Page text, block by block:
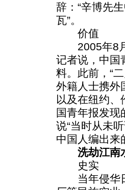
辞：“辛博先
瓦”。
价值
2005年8月
记者说，中国
料。此前，“
外籍人士携外
以及在纽约
国青年报发
说“当时从未
中国人编出来
洗劫江南
史实
当年侵华日